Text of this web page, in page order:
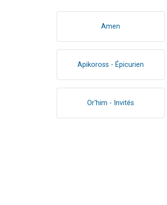
Amen
Apikoross - Épicurien
Or'him - Invités